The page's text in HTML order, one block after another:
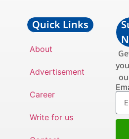
Quick Links
About
Advertisement
Career
Write for us